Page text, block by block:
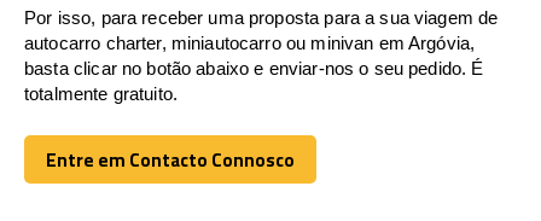
Por isso, para receber uma proposta para a sua viagem de
autocarro charter, miniautocarro ou minivan em Argóvia,
basta clicar no botão abaixo e enviar-nos o seu pedido. É
totalmente gratuito.
Entre em Contacto Connosco
Entre em Contacto Connosco